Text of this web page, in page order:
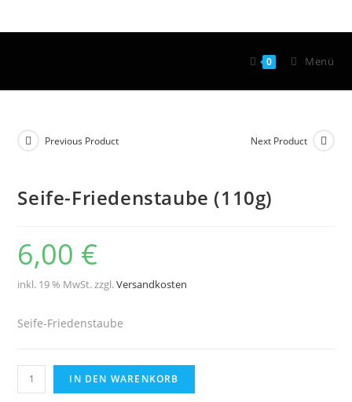
0 Menü
Previous Product Next Product
Seife-Friedenstaube (110g)
6,00 €
inkl. 19 % MwSt. zzgl.Versandkosten
Seife-Friedenstaube
Seife-
Friedenstaube
IN DEN WARENKORB